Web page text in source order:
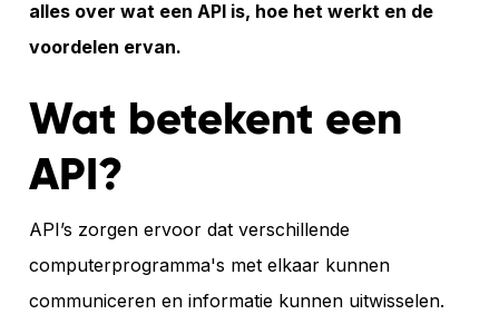
alles over wat een API is, hoe het werkt en de
voordelen ervan.
Wat betekent een
API?
API’s zorgen ervoor dat verschillende
computerprogramma's met elkaar kunnen
communiceren en informatie kunnen uitwisselen.